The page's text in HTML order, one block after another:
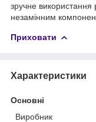
зручне використання
незамінним
Приховати
Характеристики
Основні
Виробник